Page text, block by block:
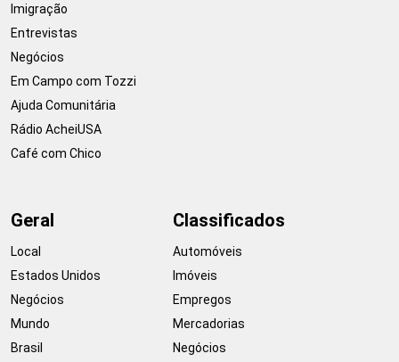
Imigração
Entrevistas
Negócios
Em Campo com Tozzi
Ajuda Comunitária
Rádio AcheiUSA
Café com Chico
Geral
Local
Estados Unidos
Negócios
Mundo
Brasil
Classificados
Automóveis
Imóveis
Empregos
Mercadorias
Negócios